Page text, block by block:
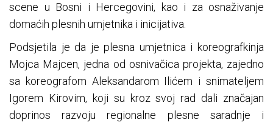
scene u Bosni i Hercegovini, kao i za osnaživanje
domaćih plesnih umjetnika i inicijativa.
Podsjetila je da je plesna umjetnica i koreografkinja
Mojca Majcen, jedna od osnivačica projekta, zajedno
sa koreografom Aleksandarom Ilićem i snimateljem
Igorem Kirovim, koji su kroz svoj rad dali značajan
doprinos razvoju regionalne plesne saradnje i